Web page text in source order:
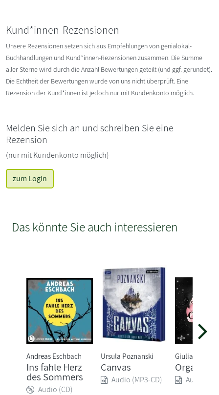
Kund*innen-Rezensionen
Unsere Rezensionen setzen sich aus Empfehlungen von genialokal-
Buchhandlungen und Kund*innen-Rezensionen zusammen. Die Summe
aller Sterne wird durch die Anzahl Bewertungen geteilt (und ggf. gerundet).
Die Echtheit der Bewertungen wurde von uns nicht überprüft. Eine
Rezension der Kund*innen ist jedoch nur mit Kundenkonto möglich.
Melden Sie sich an und schreiben Sie eine
Rezension
(nur mit Kundenkonto möglich)
zum Login
Das könnte Sie auch interessieren
Andreas Eschbach
Ins fahle Herz
des Sommers
Audio (CD)
Ursula Poznanski
Canvas
Audio (MP3-CD)
Giulia Enders
Organisch
Audio